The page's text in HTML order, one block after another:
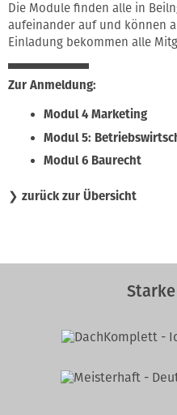
Die Module finden alle in
aufeinander auf und können
Einladung bekommen alle
Zur Anmeldung:
Modul 4 Marketing
Modul 5:
Modul 6 Baurecht
❯ zurück zur Übersicht